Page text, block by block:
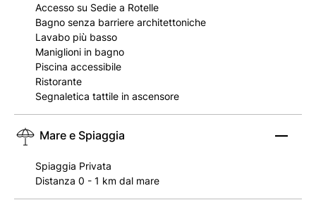
Accesso su Sedie a Rotelle
Bagno senza barriere architettoniche
Lavabo più basso
Maniglioni in bagno
Piscina accessibile
Ristorante
Segnaletica tattile in ascensore
Mare e Spiaggia
Spiaggia Privata
Distanza 0 - 1 km dal mare